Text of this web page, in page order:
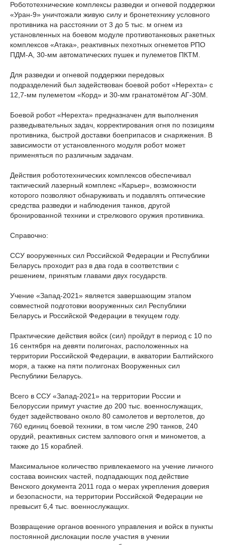
Робототехнические комплексы разведки и огневой поддержки
«Уран-9» уничтожали живую силу и бронетехнику условного
противника на расстоянии от 3 до 5 тыс. м огнем из
установленных на боевом модуле противотанковых ракетных
комплексов «Атака», реактивных пехотных огнеметов РПО
ПДМ-А, 30-мм автоматических пушек и пулеметов ПКТМ.
Для разведки и огневой поддержки передовых
подразделений был задействован боевой робот «Нерехта» с
12,7-мм пулеметом «Корд» и 30-мм гранатомётом АГ-30М.
Боевой робот «Нерехта» предназначен для выполнения
разведывательных задач, корректирования огня по позициям
противника, быстрой доставки боеприпасов и снаряжения. В
зависимости от установленного модуля робот может
применяться по различным задачам.
Действия робототехнических комплексов обеспечивал
тактический лазерный комплекс «Карьер», возможности
которого позволяют обнаруживать и подавлять оптические
средства разведки и наблюдения танков, другой
бронированной техники и стрелкового оружия противника.
Справочно:
ССУ вооруженных сил Российской Федерации и Республики
Беларусь проходит раз в два года в соответствии с
решением, принятым главами двух государств.
Учение «Запад-2021» является завершающим этапом
совместной подготовки вооруженных сил Республики
Беларусь и Российской Федерации в текущем году.
Практические действия войск (сил) пройдут в период с 10 по
16 сентября на девяти полигонах, расположенных на
территории Российской Федерации, в акватории Балтийского
моря, а также на пяти полигонах Вооруженных сил
Республики Беларусь.
Всего в ССУ «Запад-2021» на территории России и
Белоруссии примут участие до 200 тыс. военнослужащих,
будет задействовано около 80 самолетов и вертолетов, до
760 единиц боевой техники, в том числе 290 танков, 240
орудий, реактивных систем залпового огня и минометов, а
также до 15 кораблей.
Максимальное количество привлекаемого на учение личного
состава воинских частей, подпадающих под действие
Венского документа 2011 года о мерах укрепления доверия
и безопасности, на территории Российской Федерации не
превысит 6,4 тыс. военнослужащих.
Возвращение органов военного управления и войск в пункты
постоянной дислокации после участия в учении